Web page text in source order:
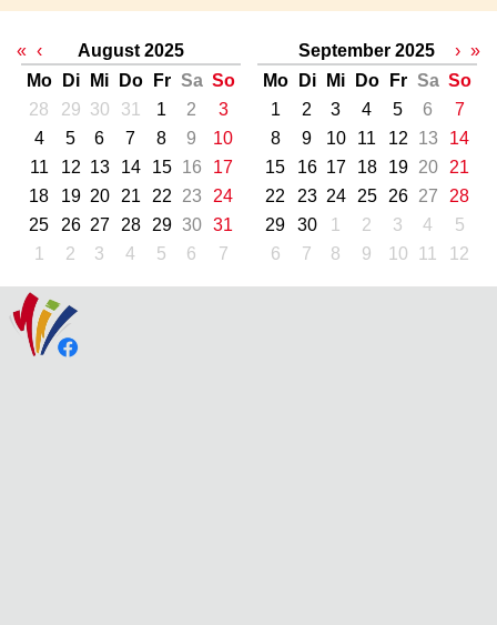
« ‹
August 2025
Mo
Di Mi Do Fr Sa So
28
29 30 31 1 2
3
4
5 6 7 8 9
10
11
12 13 14 15 16
17
18
19 20 21 22 23
24
25
26 27 28 29 30
31
1
2 3 4 5 6 7
September 2025
Mo
Di Mi Do Fr Sa So
1
2 3 4 5 6
7
8
9 10 11 12 13
14
15
16 17 18 19 20
21
22
23 24 25 26 27
28
29
30 1 2 3 4
5
6
7 8 9 10 11 12
› »